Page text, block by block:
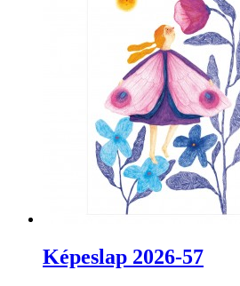
Képeslap 2026-57